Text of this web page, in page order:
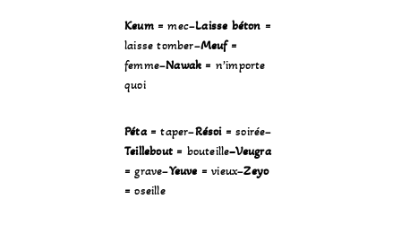
Keum = mec–Laisse béton =
laisse tomber–Meuf=
femme–Nawak= n’importe
quoi
Péta= taper–Résoi= soirée–
Teillebout = bouteille–Veugra
= grave–Yeuve = vieux–Zeyo
= oseille